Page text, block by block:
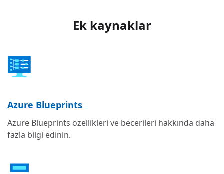
Ek kaynaklar
Azure Blueprints
Azure Blueprints özellikleri ve becerileri hakkında daha
fazla bilgi edinin.